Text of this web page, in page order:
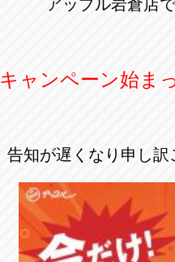
アップル岩倉店
キャンペーン始ま
告知が遅くなり申し